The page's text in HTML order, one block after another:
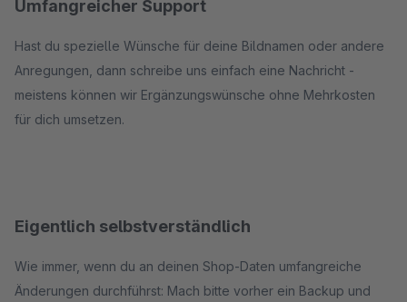
Umfangreicher Support
Hast du spezielle Wünsche für deine Bildnamen oder andere
Anregungen, dann schreibe uns einfach eine Nachricht -
meistens können wir Ergänzungswünsche ohne Mehrkosten
für dich umsetzen.
Eigentlich selbstverständlich
Wie immer, wenn du an deinen Shop-Daten umfangreiche
Änderungen durchführst: Mach bitte vorher ein Backup und